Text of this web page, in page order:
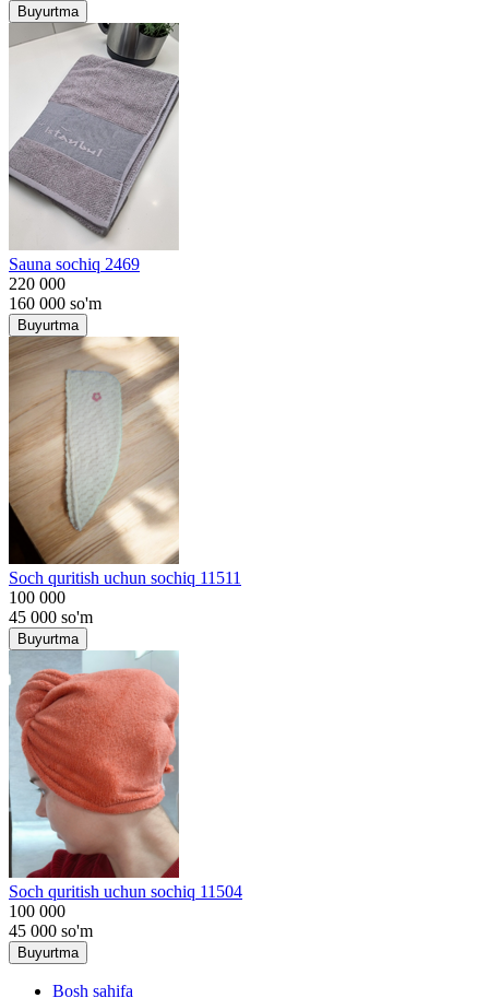
Buyurtma
Sauna sochiq 2469
220 000
160 000 so'm
Buyurtma
Soch quritish uchun sochiq 11511
100 000
45 000 so'm
Buyurtma
Soch quritish uchun sochiq 11504
100 000
45 000 so'm
Buyurtma
Bosh sahifa